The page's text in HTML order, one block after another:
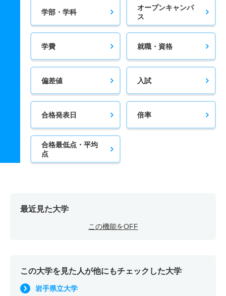
学部・学科
オープンキャンパ
ス
学費 就職・資格
偏差値 入試
合格発表日 倍率
合格最低点・平均
点
最近見た大学
この機能をOFF
この大学を見た人が他にもチェックした大学
岩手県立大学